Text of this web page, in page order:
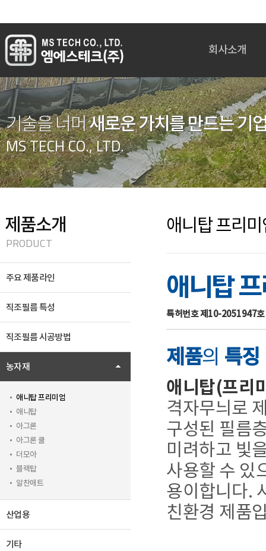
회사소개
인사말
회사개요
회사연혁
임원진 주요경력
조직도
인증현황
오시는길
기술을 너머새로운 가치를 만드는 기
MS TECH CO., LTD.
제품소개
PRODUCT
주요 제품라인
직조필름 특성
직조필름 시공방법
농자재
애니탑 프리미엄
애니탑
아그론
아그론 쿨
더모아
블랙탑
알찬매트
산업용
기타
애니탑 프리
애니탑
특허번호 제10-2051947
제품의 특징
애니탑(프리
격자무늬로
구성된 필름
미려하고 빛
사용할 수 있
용이합니다.
친환경 제품